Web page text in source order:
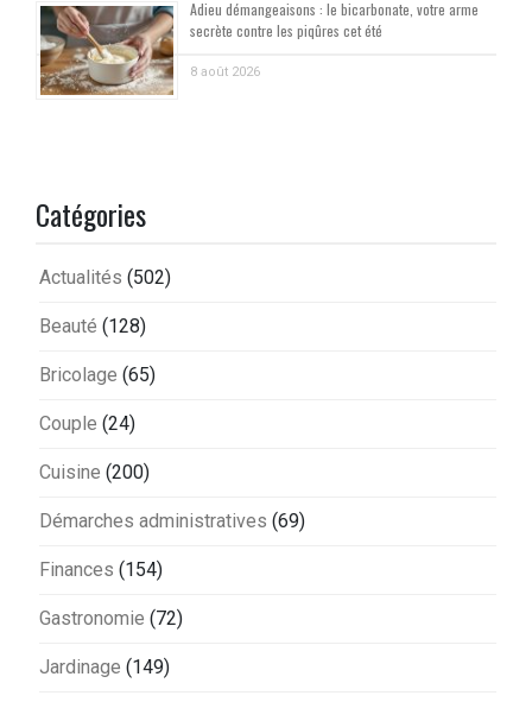
Adieu démangeaisons : le bicarbonate, votre arme
secrète contre les piqûres cet été
8 août 2026
Catégories
Actualités (502)
Beauté (128)
Bricolage (65)
Couple (24)
Cuisine (200)
Démarches administratives (69)
Finances (154)
Gastronomie (72)
Jardinage (149)